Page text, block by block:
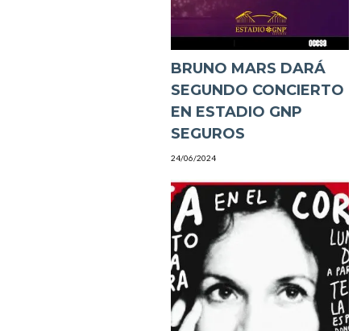
BRUNO MARS DARÁ
SEGUNDO CONCIERTO
EN ESTADIO GNP
SEGUROS
24/06/2024